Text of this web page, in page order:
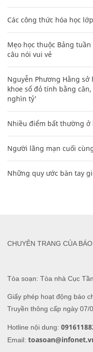
Các công thức hóa học
Mẹo học thuộc Bảng
câu nói vui vẻ
Nguyễn Phương Hằng
khoe sổ đỏ tính bằng
nghìn tỷ'
Nhiều điểm bất thường ở
Người lãng mạn cuối
Những quy ước bàn tay
Tòa soạn: Tòa nhà Cục
Giấy phép hoạt động báo
Truyền thông cấp ngày 07/
Hotline nội dung:
Email:
CHUYÊN TRANG CỦA BÁO